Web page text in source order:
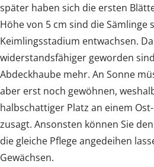
später haben sich die ersten
Höhe von 5 cm sind die Sämlinge
Keimlingsstadium entwachsen.
widerstandsfähiger geworden
Abdeckhaube mehr. An Sonne
aber erst noch gewöhnen,
halbschattiger Platz an einem
zusagt. Ansonsten können Sie
die gleiche Pflege angedeihen
Gewächsen.